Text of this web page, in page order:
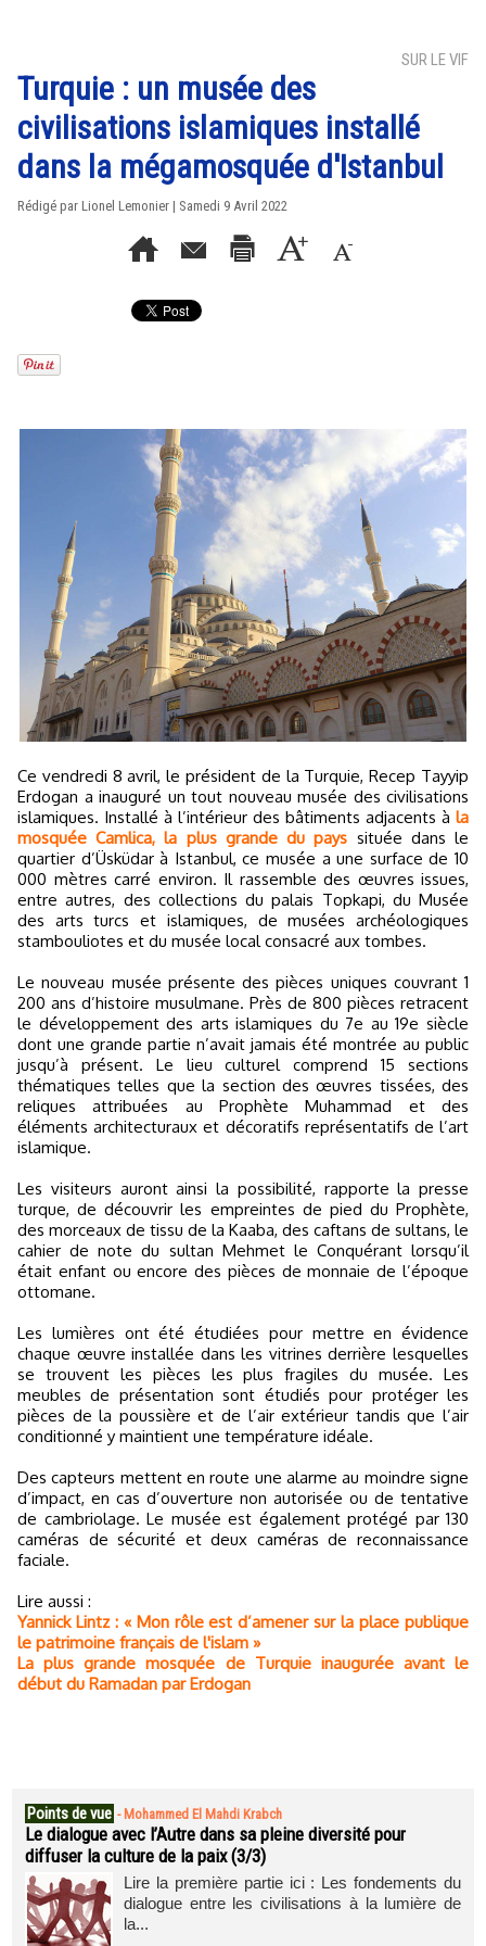
SUR LE VIF
Turquie : un musée des
civilisations islamiques installé
dans la mégamosquée d'Istanbul
Rédigé par Lionel Lemonier | Samedi 9 Avril 2022
Ce vendredi 8 avril, le président de la Turquie, Recep Tayyip
Erdogan a inauguré un tout nouveau musée des civilisations
islamiques. Installé à l’intérieur des bâtiments adjacents à la
mosquée Camlica, la plus grande du pays située dans le
quartier d’Üsküdar à Istanbul, ce musée a une surface de 10
000 mètres carré environ. Il rassemble des œuvres issues,
entre autres, des collections du palais Topkapi, du Musée
des arts turcs et islamiques, de musées archéologiques
stambouliotes et du musée local consacré aux tombes.
Le nouveau musée présente des pièces uniques couvrant 1
200 ans d’histoire musulmane. Près de 800 pièces retracent
le développement des arts islamiques du 7e au 19e siècle
dont une grande partie n’avait jamais été montrée au public
jusqu’à présent. Le lieu culturel comprend 15 sections
thématiques telles que la section des œuvres tissées, des
reliques attribuées au Prophète Muhammad et des
éléments architecturaux et décoratifs représentatifs de l’art
islamique.
Les visiteurs auront ainsi la possibilité, rapporte la presse
turque, de découvrir les empreintes de pied du Prophète,
des morceaux de tissu de la Kaaba, des caftans de sultans, le
cahier de note du sultan Mehmet le Conquérant lorsqu’il
était enfant ou encore des pièces de monnaie de l’époque
ottomane.
Les lumières ont été étudiées pour mettre en évidence
chaque œuvre installée dans les vitrines derrière lesquelles
se trouvent les pièces les plus fragiles du musée. Les
meubles de présentation sont étudiés pour protéger les
pièces de la poussière et de l’air extérieur tandis que l’air
conditionné y maintient une température idéale.
Des capteurs mettent en route une alarme au moindre signe
d’impact, en cas d’ouverture non autorisée ou de tentative
de cambriolage. Le musée est également protégé par 130
caméras de sécurité et deux caméras de reconnaissance
faciale.
Lire aussi :
Yannick Lintz : « Mon rôle est d’amener sur la place publique
le patrimoine français de l'islam »
La plus grande mosquée de Turquie inaugurée avant le
début du Ramadan par Erdogan
Points de vue - Mohammed El Mahdi Krabch
Le dialogue avec l’Autre dans sa pleine diversité pour
diffuser la culture de la paix (3/3)
Lire la première partie ici : Les fondements du
dialogue entre les civilisations à la lumière de
la...